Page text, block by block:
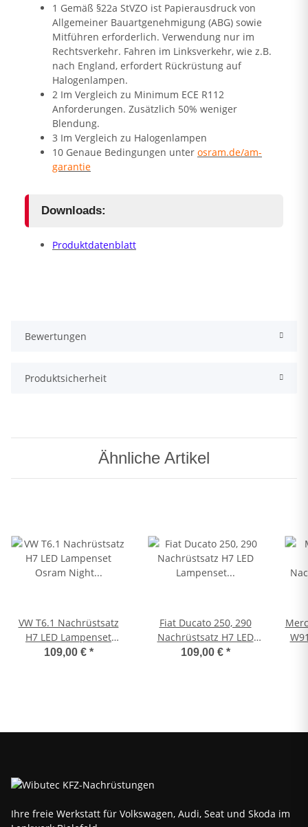
1 Gemäß §22a StVZO ist Papierausdruck von
Allgemeiner Bauartgenehmigung (ABG) sowie
Mitführen erforderlich. Verwendung nur im
Rechtsverkehr. Fahren im Linksverkehr, wie z.B.
nach England, erfordert Rückrüstung auf
Halogenlampen.
2 Im Vergleich zu Minimum ECE R112
Anforderungen. Zusätzlich 50% weniger
Blendung.
3 Im Vergleich zu Halogenlampen
10 Genaue Bedingungen unter osram.de/am-
garantie
Downloads:
Produktdatenblatt
Bewertungen
Produktsicherheit
Ähnliche Artikel
VW T6.1 Nachrüstsatz
H7 LED Lampenset
Osram Night Breaker
109,00 € *
Fiat Ducato 250, 290
Nachrüstsatz H7 LED
Lampenset Osram Night
109,00 € *
Ihre freie Werkstatt für Volkswagen, Audi, Seat und Skoda im